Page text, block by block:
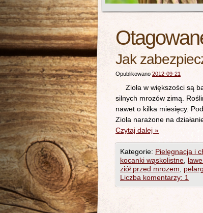
Jak
Opublikowano 2012-09-21
Zioła w większości są
silnych mrozów zimą.
nawet o kilka miesięcy.
Zioła narażone na
Czytaj dalej »
Kategorie: Pielęgnacja i
kocanki wąskolistne
ziół przed mrozem
Liczba komentarzy: 1